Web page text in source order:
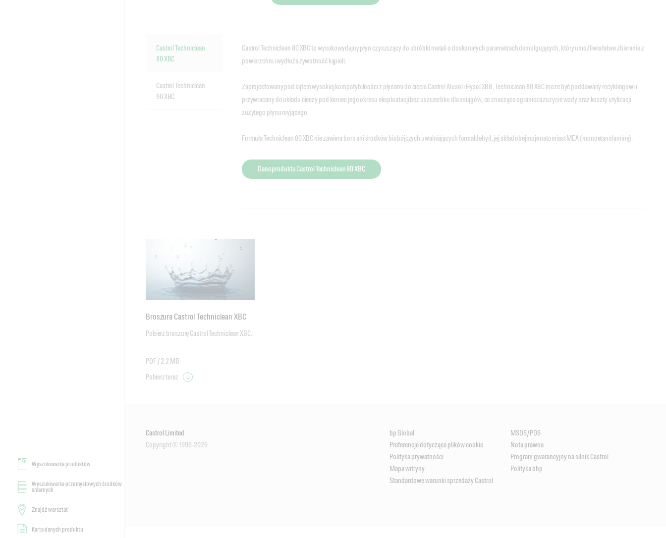
Wyszukiwarka produktów
Wyszukiwarka przemysłowych środków
smarnych
Znajdź warsztat
Karta danych produktu
Castrol Techniclean
80 XBC
Castrol Techniclean
90 XBC
Castrol Techniclean 80 XBC to wysokowydajny płyn czyszczący do obróbki metali o doskonałych parametrach demulgujących, który umożliwia łatwe zbieranie z
powierzchni i wydłuża żywotność kąpieli.
Zaprojektowany pod kątem wysokiej kompatybilności z płynami do cięcia Castrol Alusol i Hysol XBB, Techniclean 80 XBC może być poddawany recyklingowi i
przywracany do układu cieczy pod koniec jego okresu eksploatacji bez uszczerbku dla osiągów, co znacząco ogranicza zużycie wody oraz koszty utylizacji
zużytego płynu myjącego.
Formuła Techniclean 80 XBC nie zawiera boru ani środków biobójczych uwalniających formaldehyd, jej skład obejmuje natomiast MEA (monoetanolaminę).
Dane produktu Castrol Techniclean 80 XBC
Broszura Castrol Techniclean XBC
Pobierz broszurę Castrol Techniclean XBC.
PDF /2.2 MB
Pobierz teraz
Castrol Limited
Copyright © 1999-2026
bp Global
MSDS/PDS
Preferencje dotyczące plików cookie
Nota prawna
Polityka prywatności
Program gwarancyjny na silnik Castrol
Mapa witryny
Polityka bhp
Standardowe warunki sprzedaży Castrol